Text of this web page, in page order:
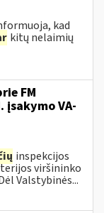
kad
kitų nelaimių
FM
VA-
inspekcijos
viršininko
Valstybinės...